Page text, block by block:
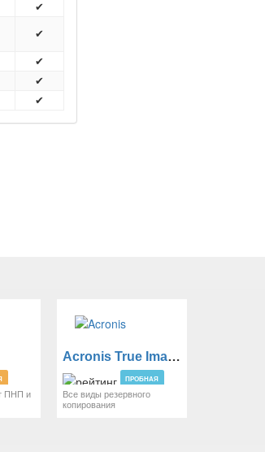
✔
✔
✔
✔
✔
ПНП и
Acronis True Image
ПРОБНАЯ
Все виды резервного
копирования